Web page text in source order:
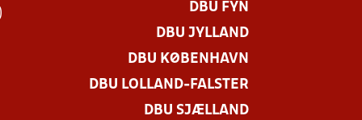
DBU FYN
DBU JYLLAND
DBU KØBENHAVN
DBU LOLLAND-FALSTER
DBU SJÆLLAND